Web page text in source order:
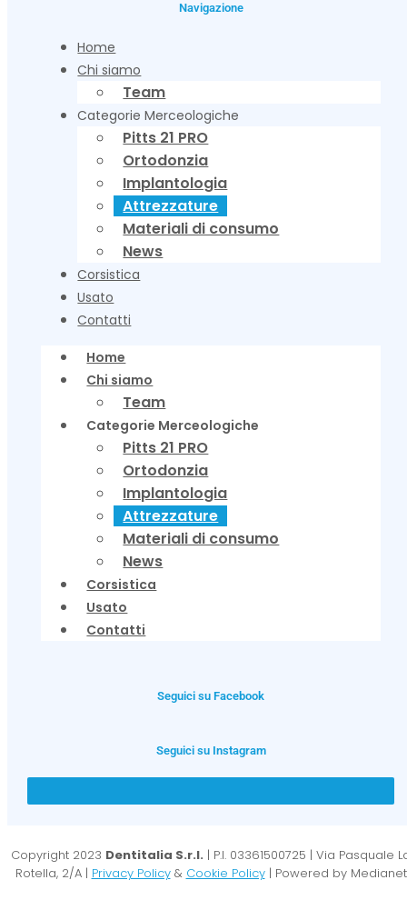
Navigazione
Home
Chi siamo
Team
Categorie Merceologiche
Pitts 21 PRO
Ortodonzia
Implantologia
Attrezzature
Materiali di consumo
News
Corsistica
Usato
Contatti
Home
Chi siamo
Team
Categorie Merceologiche
Pitts 21 PRO
Ortodonzia
Implantologia
Attrezzature
Materiali di consumo
News
Corsistica
Usato
Contatti
Seguici su Facebook
Seguici su Instagram
Copyright 2023 Dentitalia S.r.l. | P.I. 03361500725 | Via Pasquale
Rotella, 2/A | Privacy Policy& Cookie Policy| Powered by Medianet